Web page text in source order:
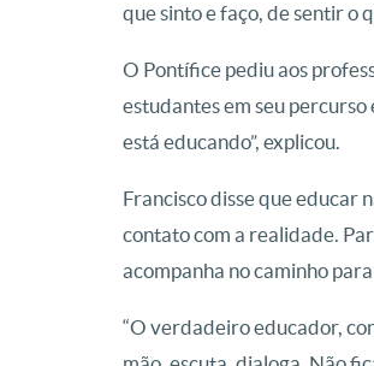
que sinto e faço, de sentir o
O Pontífice pediu aos
estudantes em seu percurso
está educando”, explicou.
Francisco disse que educar
contato com a realidade.
acompanha no caminho
“O verdadeiro educador,